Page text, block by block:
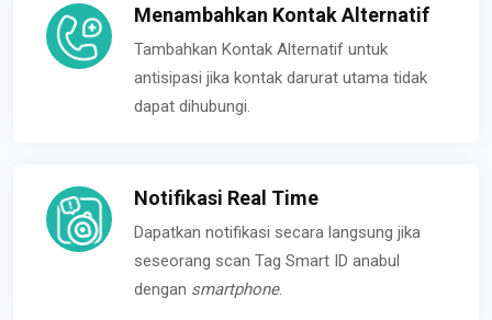
Menambahkan Kontak Alternatif
Tambahkan Kontak Alternatif untuk
antisipasi jika kontak darurat utama tidak
dapat dihubungi.
Notifikasi Real Time
Dapatkan notifikasi secara langsung jika
seseorang scan Tag Smart ID anabul
dengan smartphone.